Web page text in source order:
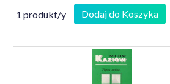
1 produkt/y Dodaj do Koszyka